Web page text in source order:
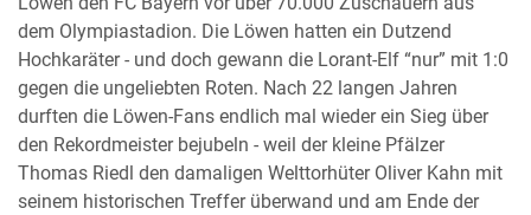
dem Olympiastadion. Die Löwen hatten ein Dutzend
Hochkaräter - und doch gewann die Lorant-Elf “nur” mit 1:0
gegen die ungeliebten Roten. Nach 22 langen Jahren
durften die Löwen-Fans endlich mal wieder ein Sieg über
den Rekordmeister bejubeln - weil der kleine Pfälzer
Thomas Riedl den damaligen Welttorhüter Oliver Kahn mit
seinem historischen Treffer überwand und am Ende der